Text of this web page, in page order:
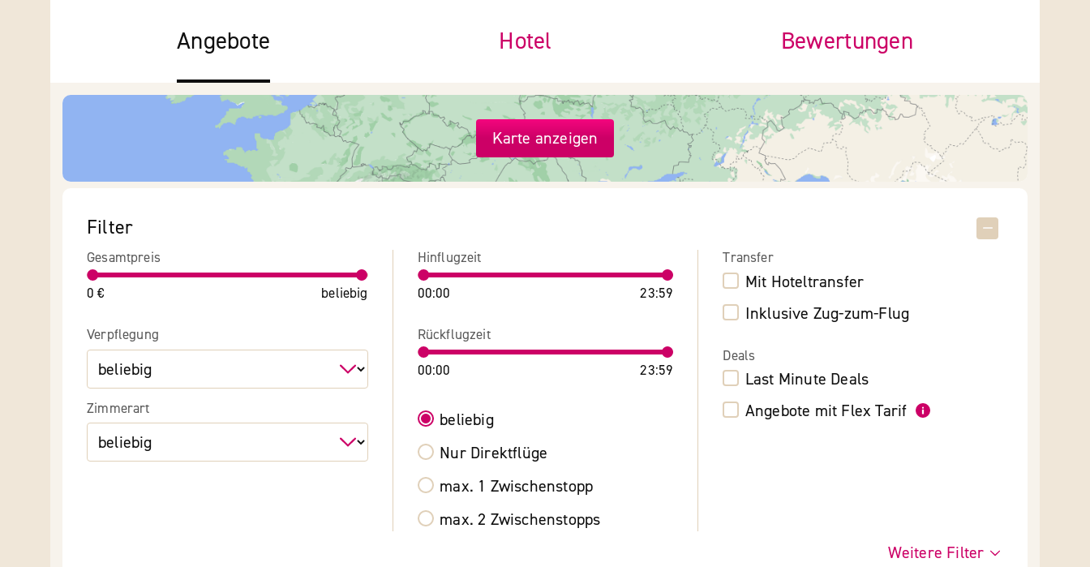
Angebote Hotel Bewertungen
Karte anzeigen
Filter
Gesamtpreis
0 € beliebig
Verpflegung
Zimmerart
Hinflugzeit
00:00 23:59
Rückflugzeit
00:00 23:59
beliebig
Nur Direktflüge
max. 1 Zwischenstopp
max. 2 Zwischenstopps
Transfer
Mit Hoteltransfer
Inklusive Zug-zum-Flug
Deals
Last Minute Deals
Angebote mit Flex Tarif
Weitere Filter